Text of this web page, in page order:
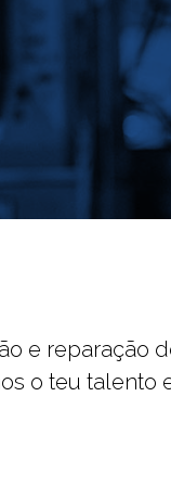
e reparação
o teu talento